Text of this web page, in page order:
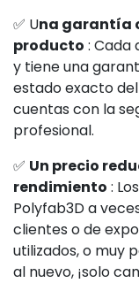
✅ Una garantía
producto : Cada
y tiene una
estado exacto
cuentas con la
profesional.
✅ Un precio
rendimiento :
Polyfab3D a
clientes o de
utilizados, o muy
al nuevo, ¡solo